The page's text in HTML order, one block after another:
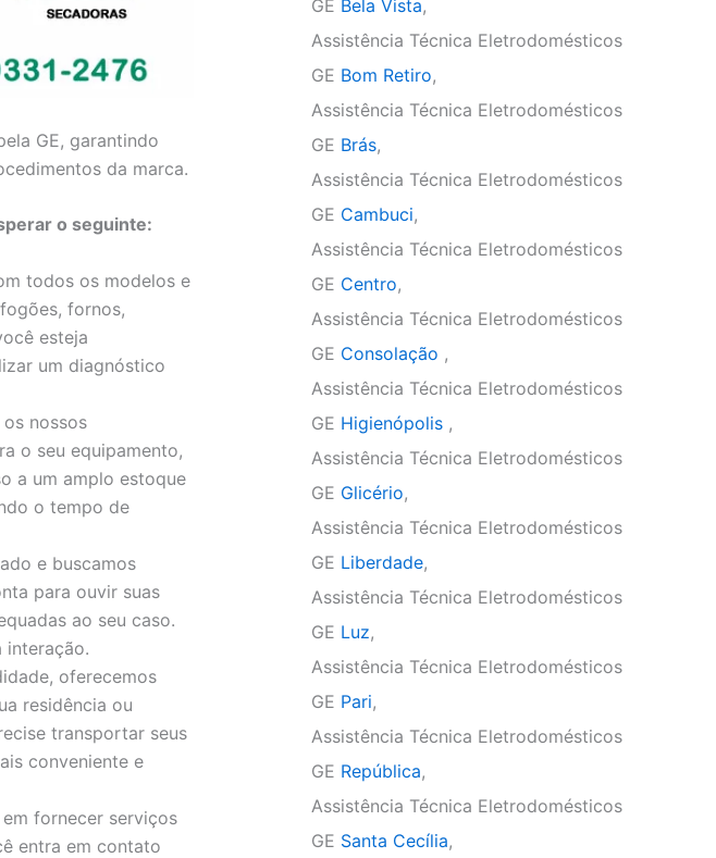
GE, garantindo
da marca.
o seguinte:
todos os modelos e
fornos,
esteja
um diagnóstico
nossos
o seu equipamento,
a um amplo estoque
o tempo de
e buscamos
para ouvir suas
ao seu caso.
interação.
oferecemos
residência ou
transportar seus
conveniente e
fornecer serviços
entra em contato
GE Bela Vista,
Assistência Técnica Eletrodomésticos
GE Bom Retiro,
Assistência Técnica Eletrodomésticos
GE Brás,
Assistência Técnica Eletrodomésticos
GE Cambuci,
Assistência Técnica Eletrodomésticos
GE Centro,
Assistência Técnica Eletrodomésticos
GE Consolação ,
Assistência Técnica Eletrodomésticos
GE Higienópolis ,
Assistência Técnica Eletrodomésticos
GE Glicério,
Assistência Técnica Eletrodomésticos
GE Liberdade,
Assistência Técnica Eletrodomésticos
GE Luz,
Assistência Técnica Eletrodomésticos
GE Pari,
Assistência Técnica Eletrodomésticos
GE República,
Assistência Técnica Eletrodomésticos
GE Santa Cecília,